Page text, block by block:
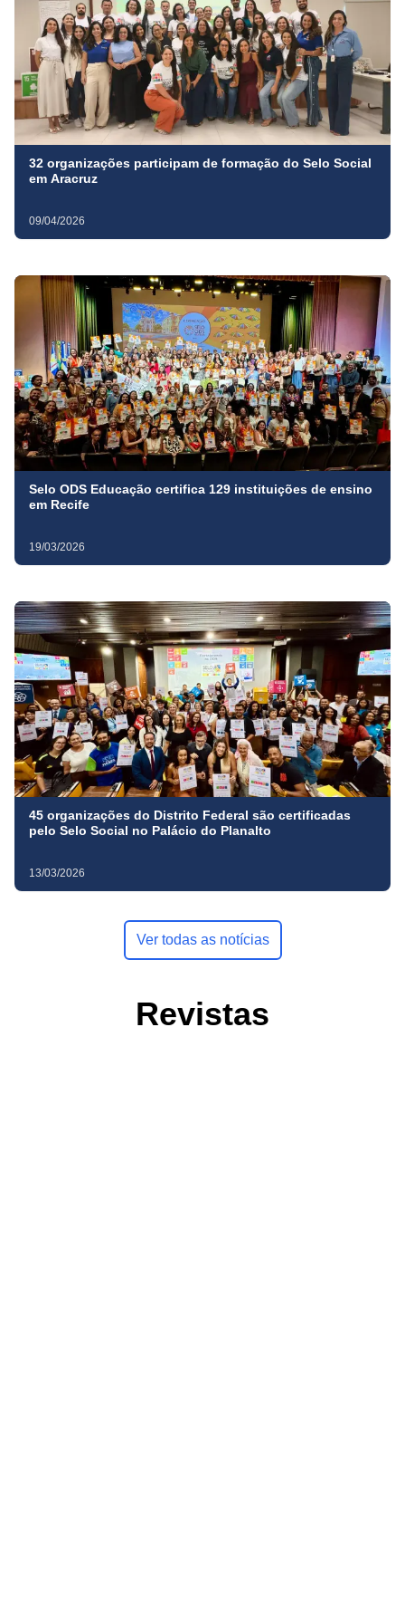
32 organizações participam de formação do Selo Social
em Aracruz
09/04/2026
Selo ODS Educação certifica 129 instituições de ensino
em Recife
19/03/2026
45 organizações do Distrito Federal são certificadas
pelo Selo Social no Palácio do Planalto
13/03/2026
Ver todas as notícias
Revistas